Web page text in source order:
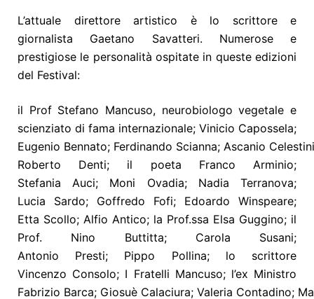
L’attuale direttore artistico è lo scrittore e
giornalista Gaetano Savatteri. Numerose e
prestigiose le personalità ospitate in queste edizioni
del Festival:
il Prof Stefano Mancuso, neurobiologo vegetale e
scienziato di fama internazionale; Vinicio Capossela;
Eugenio Bennato; Ferdinando Scianna; Ascanio
Roberto Denti; il poeta Franco Arminio;
Stefania Auci; Moni Ovadia; Nadia Terranova;
Lucia Sardo; Goffredo Fofi; Edoardo Winspeare;
Etta Scollo; Alfio Antico; la Prof.ssa Elsa Guggino; il
Prof. Nino Buttitta; Carola Susani;
Antonio Presti; Pippo Pollina; lo scrittore
Vincenzo Consolo; I Fratelli Mancuso; l’ex Ministro
Fabrizio Barca; Giosuè Calaciura; Valeria Contadino;